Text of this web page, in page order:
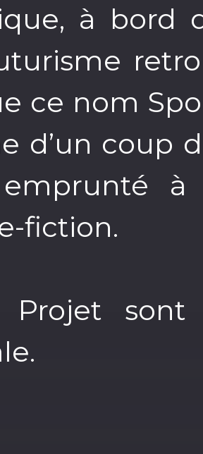
à bord
ce nom
d’un coup
emprunté
fiction.
Projet